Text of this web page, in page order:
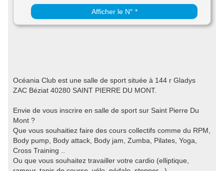
Afficher le N° *
Océania Club est une salle de sport située à 144 r Gladys
ZAC Béziat 40280 SAINT PIERRE DU MONT.
Envie de vous inscrire en salle de sport sur Saint Pierre Du
Mont ?
Que vous souhaitiez faire des cours collectifs comme du RPM,
Body pump, Body attack, Body jam, Zumba, Pilates, Yoga,
Cross Training ..
Ou que vous souhaitez travailler votre cardio (elliptique,